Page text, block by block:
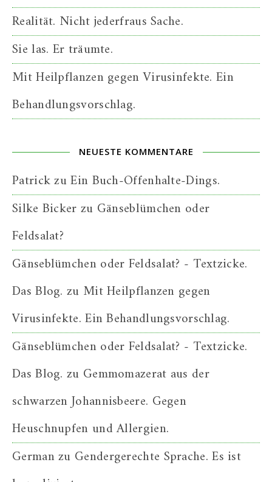
Realität. Nicht jederfraus Sache.
Sie las. Er träumte.
Mit Heilpflanzen gegen Virusinfekte. Ein
Behandlungsvorschlag.
NEUESTE KOMMENTARE
PatrickzuEin Buch-Offenhalte-Dings.
Silke Bickerzu Gänseblümchen oder
Feldsalat?
Gänseblümchen oder Feldsalat? - Textzicke.
Das Blog. zu Mit Heilpflanzen gegen
Virusinfekte. Ein Behandlungsvorschlag.
Gänseblümchen oder Feldsalat? - Textzicke.
Das Blog. zu Gemmomazerat aus der
schwarzen Johannisbeere. Gegen
Heuschnupfen und Allergien.
Germanzu Gendergerechte Sprache. Es ist